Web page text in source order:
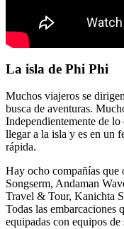
La isla de Phi Phi
Muchos viajeros se
busca de aventuras.
Independientemente de
llegar a la isla y es en un
rápida.
Hay ocho compañías que
Songserm, Andaman
Travel & Tour, Kanichta
Todas las embarcaciones
equipadas con equipos de